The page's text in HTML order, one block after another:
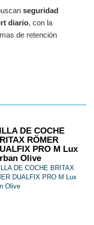
seguridad
diario, con la
de retención
DE COCHE
RÖMER
PRO M Lux
Olive